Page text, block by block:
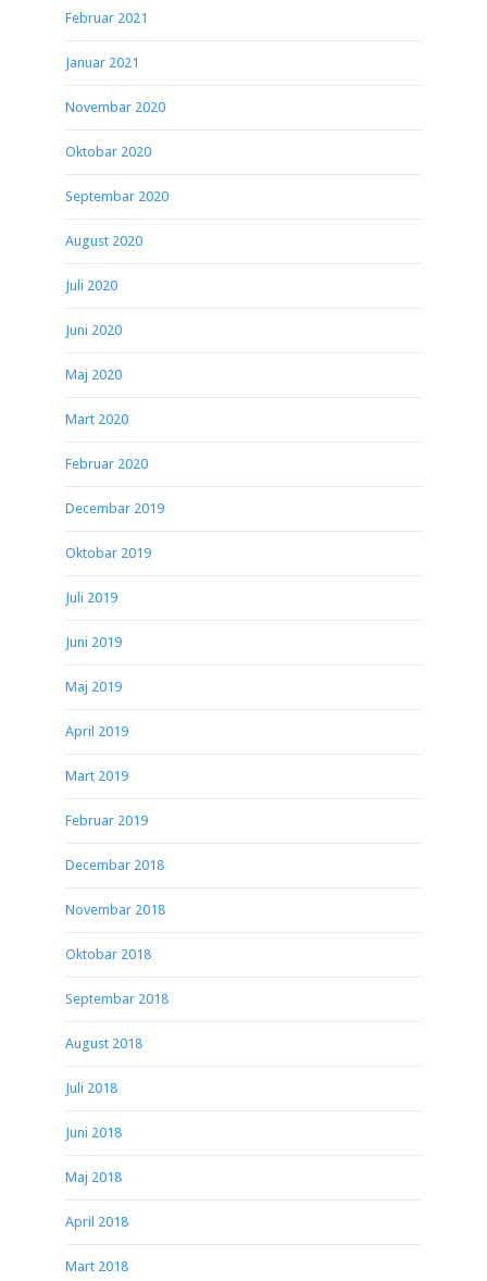
Februar 2021
Januar 2021
Novembar 2020
Oktobar 2020
Septembar 2020
August 2020
Juli 2020
Juni 2020
Maj 2020
Mart 2020
Februar 2020
Decembar 2019
Oktobar 2019
Juli 2019
Juni 2019
Maj 2019
April 2019
Mart 2019
Februar 2019
Decembar 2018
Novembar 2018
Oktobar 2018
Septembar 2018
August 2018
Juli 2018
Juni 2018
Maj 2018
April 2018
Mart 2018